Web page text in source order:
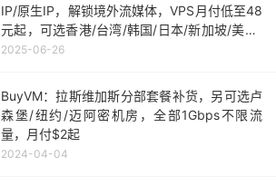
IP/原生IP，解锁境外流媒体，VPS月付低至48
元起，可选香港/台湾/韩国/日本/新加坡/美国/
英国等
2025-06-26
BuyVM：拉斯维加斯分部套餐补货，另可选卢
森堡/纽约/迈阿密机房，全部1Gbps不限流
量，月付$2起
2024-04-04